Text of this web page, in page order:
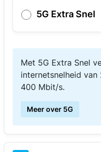
5G Extra Snel
Met 5G Extra Snel
internetsnelheid
400 Mbit/s.
Meer over 5G